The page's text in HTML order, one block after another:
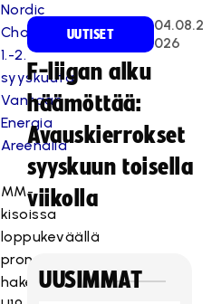
Nordic
Challenge
1.-2.
syyskuuta
Vantaan
Energia
Areenalla
MM-
kisoissa
loppukeväällä
pronssia
hakenut
UUTISET
04.08.2
026
F-liigan alku
häämöttää:
Avauskierrokset
syyskuun toisella
viikolla
UUSIMMAT